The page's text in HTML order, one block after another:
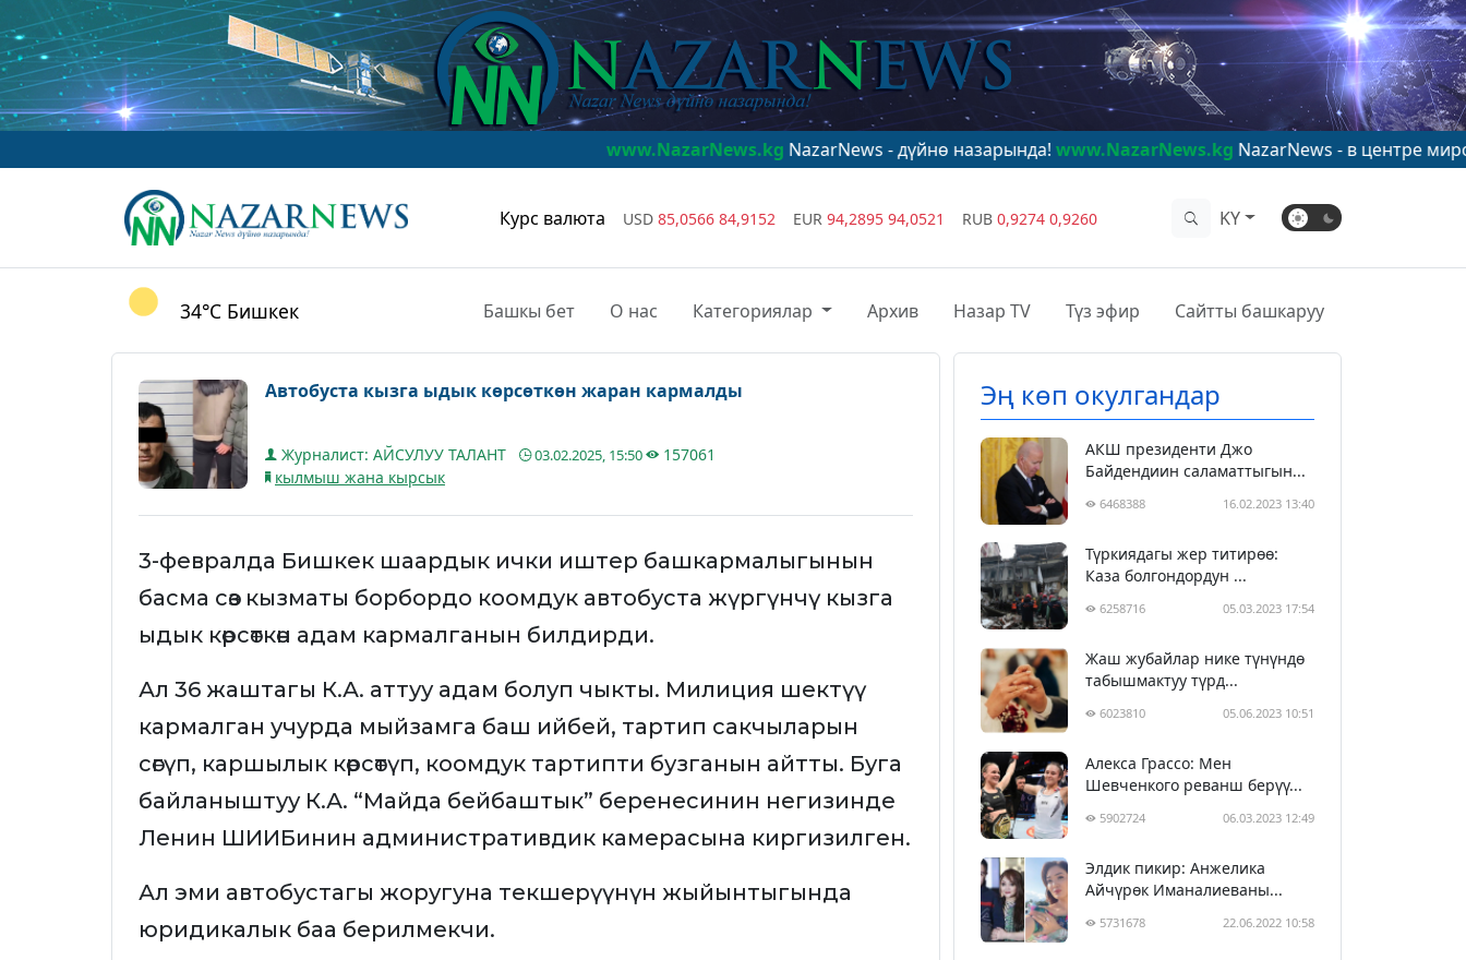
www.NazarNews.kgNazarNews - дүйнө назарында!www.NazarNews.kgNazarNews - в центре мирового
Курс валюта USD 85,0566 84,9152 EUR 94,2895 94,0521 RUB 0,9274 0,9260 KY
34°C Бишкек Башкы бет О нас Категориялар Архив Назар TV Түз эфир Сайтты башкаруу
Автобуста кызга ыдык көрсөткөн жаран кармалды
Журналист: АЙСУЛУУ ТАЛАНТ 03.02.2025, 15:50
157061
кылмыш жана кырсык
3-февралда Бишкек шаардык ички иштер башкармалыгынын
басма сөз кызматы борбордо коомдук автобуста жүргүнчү кызга
ыдык көрсөткөн адам кармалганын билдирди.
Ал 36 жаштагы К.А. аттуу адам болуп чыкты. Милиция шектүү
кармалган учурда мыйзамга баш ийбей, тартип сакчыларын
сөгүп, каршылык көрсөтүп, коомдук тартипти бузганын айтты. Буга
байланыштуу К.А. “Майда бейбаштык” беренесинин негизинде
Ленин ШИИБинин административдик камерасына киргизилген.
Ал эми автобустагы жоругуна текшерүүнүн жыйынтыгында
юридикалык баа берилмекчи.
Эң көп окулгандар
АКШ президенти Джо
Байдендиин саламаттыгын...
6468388 16.02.2023 13:40
Түркиядагы жер титирөө:
Каза болгондордун ...
6258716 05.03.2023 17:54
Жаш жубайлар нике түнүндө
табышмактуу түрд...
6023810 05.06.2023 10:51
Алекса Грассо: Мен
Шевченкого реванш берүү...
5902724 06.03.2023 12:49
Элдик пикир: Анжелика
Айчүрөк Иманалиеваны...
5731678 22.06.2022 10:58